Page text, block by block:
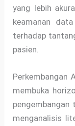
yang lebih
keamanan
terhadap
pasien.
Perkembangan
membuka
pengembangan
menganalisis